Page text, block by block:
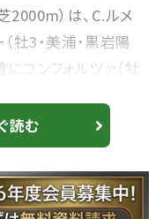
2000m）は、C.ルメ
牡3・美浦・黒岩陽
コンフォルツァ（牡
（良）。 2番人気で
4・美浦・伊藤圭
カマジック炸裂！武豊
気の伏兵で波乱を
読む